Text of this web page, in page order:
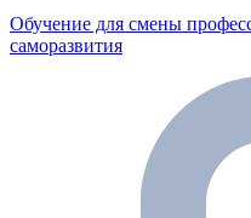
Обучение для смены
саморазвития